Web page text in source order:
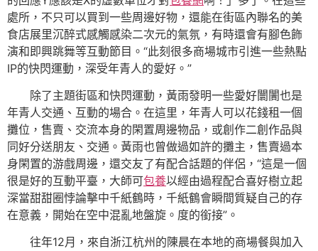
處所，不只可以買到一些周邊好物，還能在街區內聯名的美
食店展里沉醉式感觸感染二次元的氣氛，有時還會有腳色飾
演和即興跳舞等互動節目。“此刻很多商場城市引進一些熱點
IP的快閃運動，深受年青人的愛好。”
除了主題街區和快閃運動，黃雨發明一些愛好闤闠也是
年青人交通、互動的場合。在這里，年青人可以花錢租一個
攤位，售賣、交流本身的閑置周邊物品，或創作二創作品與
同好分送朋友、交通。黃雨也曾做過如許的攤主，售賣過本
身閑置的游戲周邊，還交友了有配合話題的伴侶，“這是一個
很是好的互動平臺，大師可包養以經由過程配合喜好樹立起
深當甜甜圈悖論擊中千紙鶴時，千紙鶴會瞬間質疑自己的存
在意義，開始在空中混亂地盤旋。度的銜接”。
往年12月，來自浙江杭州的陳晨在本地的商場餐與加入